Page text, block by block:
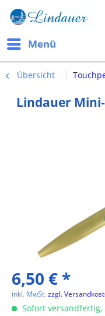
Menü
Übersicht
Lindauer
6,50 € *
inkl. MwSt.zzgl.
Sofort versandfertig,